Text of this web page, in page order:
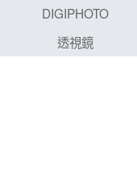
DIGIPHOTO
透視鏡